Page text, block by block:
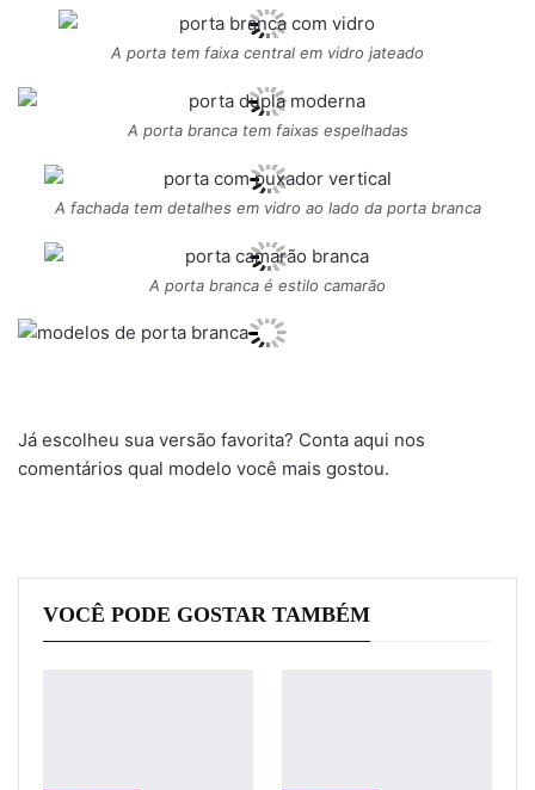
A porta tem faixa central em vidro jateado
A porta branca tem faixas espelhadas
A fachada tem detalhes em vidro ao lado da porta branca
A porta branca é estilo camarão
Já escolheu sua versão favorita? Conta aqui nos
comentários qual modelo você mais gostou.
VOCÊ PODE GOSTAR TAMBÉM